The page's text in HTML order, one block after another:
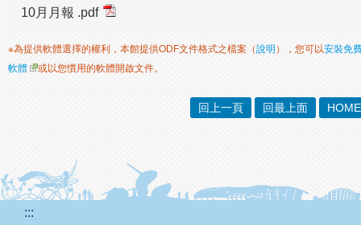
10月月報 .pdf
※為提供軟體選擇的權利，本館提供ODF文件格式之檔案（說明 ），您可以安裝免
軟體
或以您慣用的軟體開啟文件。
回上一頁 回最上面 HOME
:::